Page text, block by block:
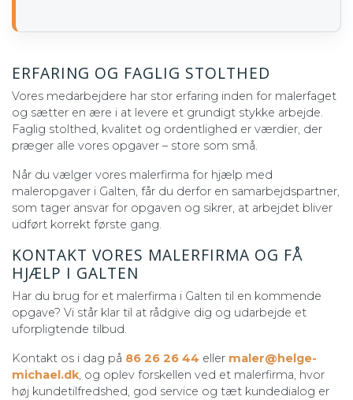
ERFARING OG FAGLIG STOLTHED
Vores medarbejdere har stor erfaring inden for malerfaget
og sætter en ære i at levere et grundigt stykke arbejde.
Faglig stolthed, kvalitet og ordentlighed er værdier, der
præger alle vores opgaver – store som små.
Når du vælger vores malerfirma for hjælp med
maleropgaver i Galten, får du derfor en samarbejdspartner,
som tager ansvar for opgaven og sikrer, at arbejdet bliver
udført korrekt første gang.
KONTAKT VORES MALERFIRMA OG FÅ
HJÆLP I GALTEN
Har du brug for et malerfirma i Galten til en kommende
opgave? Vi står klar til at rådgive dig og udarbejde et
uforpligtende tilbud.
Kontakt os i dag på 86 26 26 44 eller maler@helge-
michael.dk, og oplev forskellen ved et malerfirma, hvor
høj kundetilfredshed, god service og tæt kundedialog er